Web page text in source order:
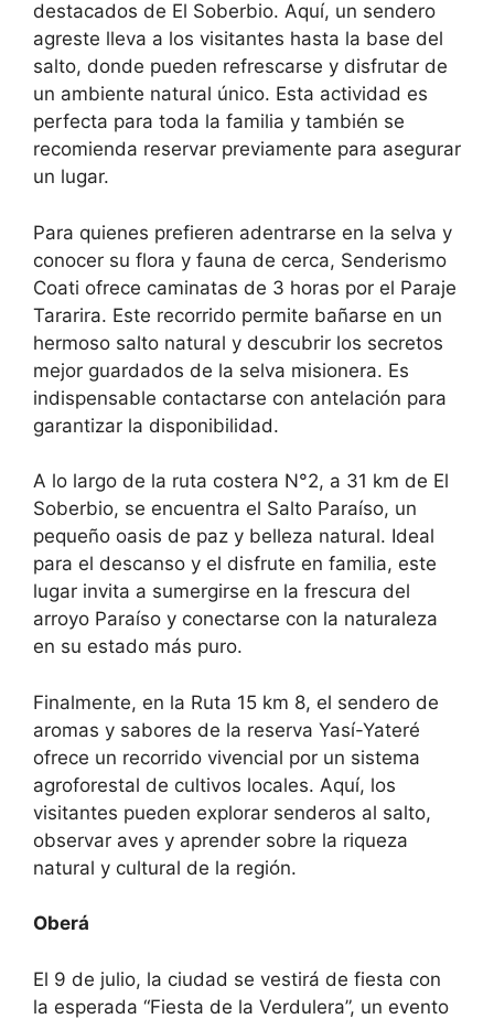
destacados de El Soberbio. Aquí, un sendero
agreste lleva a los visitantes hasta la base del
salto, donde pueden refrescarse y disfrutar de
un ambiente natural único. Esta actividad es
perfecta para toda la familia y también se
recomienda reservar previamente para asegurar
un lugar.
Para quienes prefieren adentrarse en la selva y
conocer su flora y fauna de cerca, Senderismo
Coati ofrece caminatas de 3 horas por el Paraje
Tararira. Este recorrido permite bañarse en un
hermoso salto natural y descubrir los secretos
mejor guardados de la selva misionera. Es
indispensable contactarse con antelación para
garantizar la disponibilidad.
A lo largo de la ruta costera N°2, a 31 km de El
Soberbio, se encuentra el Salto Paraíso, un
pequeño oasis de paz y belleza natural. Ideal
para el descanso y el disfrute en familia, este
lugar invita a sumergirse en la frescura del
arroyo Paraíso y conectarse con la naturaleza
en su estado más puro.
Finalmente, en la Ruta 15 km 8, el sendero de
aromas y sabores de la reserva Yasí-Yateré
ofrece un recorrido vivencial por un sistema
agroforestal de cultivos locales. Aquí, los
visitantes pueden explorar senderos al salto,
observar aves y aprender sobre la riqueza
natural y cultural de la región.
Oberá
El 9 de julio, la ciudad se vestirá de fiesta con
la esperada “Fiesta de la Verdulera”, un evento